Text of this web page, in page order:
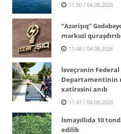
11:50 / 04.08.2026
“Azərişıq”
mərkəzi quraşdırıb
11:48 / 04.08.2026
İsveçrənin
Departamentinin
xatirəsini anıb
11:47 / 04.08.2026
İsmayıllıda 10
edilib